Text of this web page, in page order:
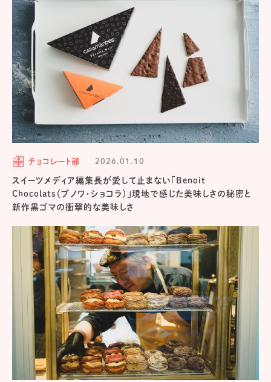
チョコレート部 2026.01.10
スイーツメディア編集長が愛して止まない「Benoit
Chocolats（ブノワ・ショコラ）」現地で感じた美味しさの秘密と
新作黒ゴマの衝撃的な美味しさ